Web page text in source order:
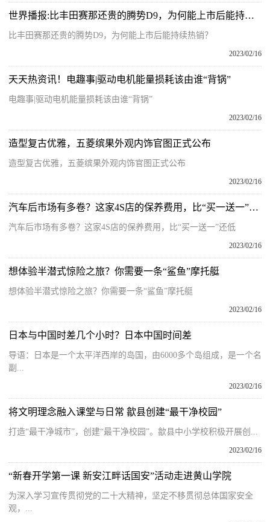
世界播报:比丰田赛那还贵的腾势D9，为何能上市后能持续热销？
比丰田赛那还贵的腾势D9，为何能上市后能持续热销？
2023/02/16
天天热资讯！电趣事|驱动电机能量损耗该由谁“背锅”
电趣事|驱动电机能量损耗该由谁“背锅”
2023/02/16
造型复古优雅，五菱缤果外观内饰官图正式公布
造型复古优雅，五菱缤果外观内饰官图正式公布
2023/02/16
汽车后市场有多卷？这家4S店的保养费用，比“买一送一”还低
汽车后市场有多卷？这家4S店的保养费用，比“买一送一”还低
2023/02/16
想体验半潜式惊险之旅？你需要一条“鲨鱼”摩托艇
想体验半潜式惊险之旅？你需要一条“鲨鱼”摩托艇
2023/02/16
日本与中国时差几个小时？日本中国时间差
导语：日本是一个太平洋西岸的岛国，由6000多个岛组成，是一个名
副...
2023/02/16
将文明理念融入课堂与日常 歙县创建“最干净校园”
打造“最干净城市”，创建“最干净校园”。歙县中小学校积极开展创...
2023/02/16
“新春开学第一课 新安江畔话国安”活动走进黄山学院
为深入学习宣传贯彻党的二十大精神，坚定不移贯彻总体国家安全
观，...